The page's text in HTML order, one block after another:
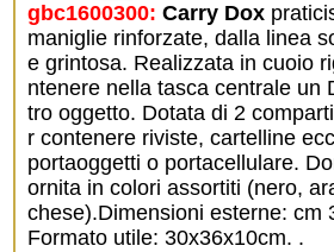
gbc1600300: Carry Dox
maniglie rinforzate, dalla linea
e grintosa. Realizzata in cuoio
ntenere nella tasca centrale un
tro oggetto. Dotata di 2
r contenere riviste, cartelline
portaoggetti o portacellulare.
ornita in colori assortiti (nero,
chese).Dimensioni esterne: cm
Formato utile: 30x36x10cm. .